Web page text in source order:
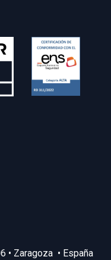
• Zaragoza • España